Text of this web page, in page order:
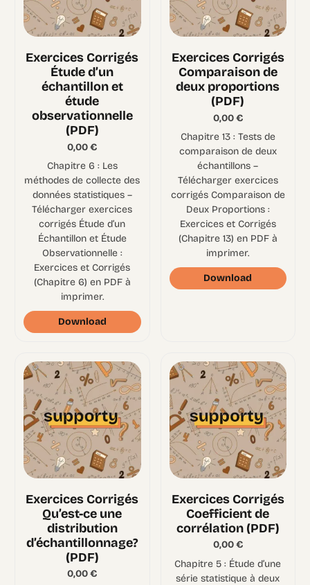
Exercices Corrigés
Étude d’un
échantillon et
étude
observationnelle
(PDF)
0,00€
Chapitre 6 : Les
méthodes de collecte des
données statistiques –
Télécharger exercices
corrigés Étude d’un
Échantillon et Étude
Observationnelle :
Exercices et Corrigés
(Chapitre 6) en PDF à
imprimer.
Download
Exercices Corrigés
Comparaison de
deux proportions
(PDF)
0,00€
Chapitre 13 : Tests de
comparaison de deux
échantillons –
Télécharger exercices
corrigés Comparaison de
Deux Proportions :
Exercices et Corrigés
(Chapitre 13) en PDF à
imprimer.
Download
Exercices Corrigés
Qu’est-ce une
distribution
d’échantillonnage?
(PDF)
0,00€
Exercices Corrigés
Coefficient de
corrélation (PDF)
0,00€
Chapitre 5 : Étude d’une
série statistique à deux